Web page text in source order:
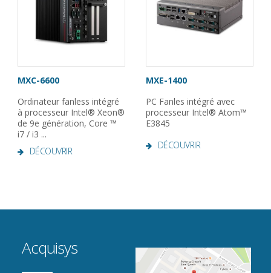
MXC-6600
Ordinateur fanless intégré
à processeur Intel® Xeon®
de 9e génération, Core ™
i7 / i3 ...
DÉCOUVRIR
MXE-1400
PC Fanles intégré avec
processeur Intel® Atom™
E3845
DÉCOUVRIR
Acquisys